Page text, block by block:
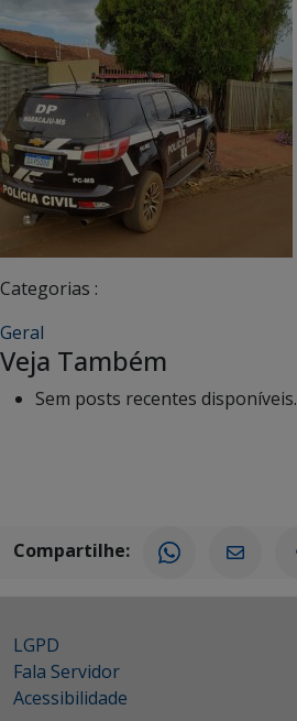
Categorias :
Geral
Veja Também
Sem posts recentes disponíveis.
Compartilhe:
LGPD
Fala Servidor
Acessibilidade